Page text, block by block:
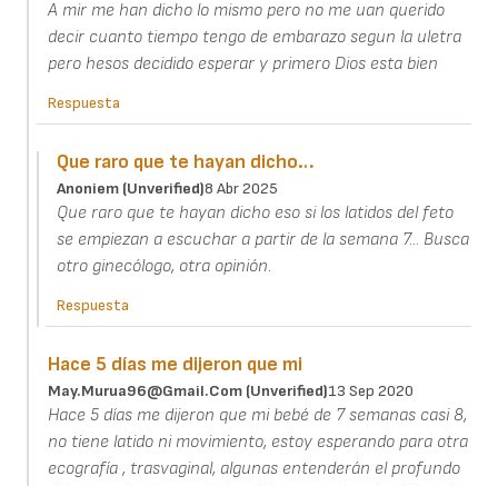
A mir me han dicho lo mismo pero no me uan querido
decir cuanto tiempo tengo de embarazo segun la uletra
pero hesos decidido esperar y primero Dios esta bien
Respuesta
Que raro que te hayan dicho…
Anoniem (unverified)8 Abr 2025
Que raro que te hayan dicho eso si los latidos del feto
se empiezan a escuchar a partir de la semana 7... Busca
otro ginecólogo, otra opinión.
Respuesta
Hace 5 días me dijeron que mi
May.murua96@gmail.com (unverified)13 Sep 2020
Hace 5 días me dijeron que mi bebé de 7 semanas casi 8,
no tiene latido ni movimiento, estoy esperando para otra
ecografía , trasvaginal, algunas entenderán el profundo